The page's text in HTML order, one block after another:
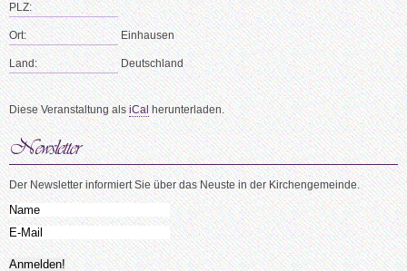
PLZ:
Ort: Einhausen
Land: Deutschland
Diese Veranstaltung alsiCalherunterladen.
Der Newsletter informiert Sie über das Neuste in der Kirchengemeinde.